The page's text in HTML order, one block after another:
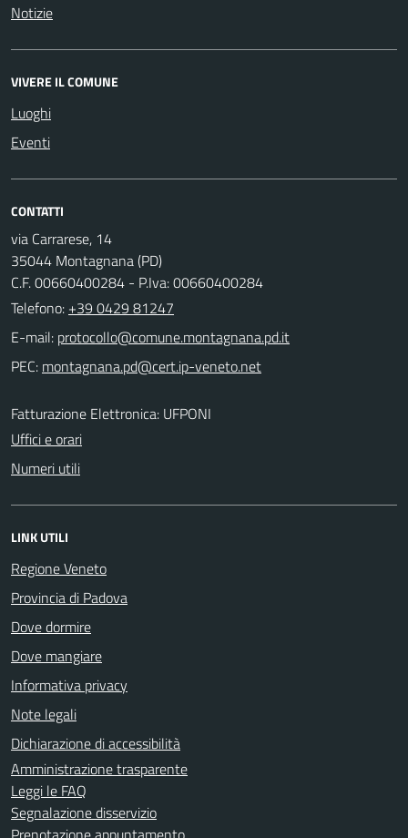
Notizie
VIVERE IL COMUNE
Luoghi
Eventi
CONTATTI
via Carrarese, 14
35044 Montagnana (PD)
C.F. 00660400284 - P.Iva: 00660400284
Telefono: +39 0429 81247
E-mail:
PEC:
Fatturazione Elettronica: UFPONI
Uffici e orari
Numeri utili
LINK UTILI
Regione Veneto
Provincia di Padova
Dove dormire
Dove mangiare
Informativa privacy
Note legali
Dichiarazione di accessibilità
Amministrazione trasparente
Leggi le FAQ
Segnalazione disservizio